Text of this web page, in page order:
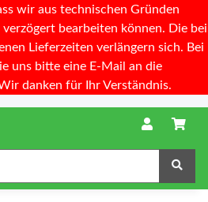
wir aus technischen Gründen
bearbeiten können. Die bei
Lieferzeiten verlängern sich. Bei
uns bitte eine E-Mail an die
danken für Ihr Verständnis.